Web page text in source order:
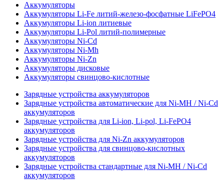
Аккумуляторы
Аккумуляторы Li-Fe литий-железо-фосфатные LiFePO4
Аккумуляторы Li-ion литиевые
Аккумуляторы Li-Pol литий-полимерные
Аккумуляторы Ni-Cd
Аккумуляторы Ni-Mh
Аккумуляторы Ni-Zn
Аккумуляторы дисковые
Аккумуляторы свинцово-кислотные
Зарядные устройства аккумуляторов
Зарядные устройства автоматические для Ni-MH / Ni-Cd
аккумуляторов
Зарядные устройства для Li-ion, Li-pol, Li-FePO4
аккумуляторов
Зарядные устройства для Ni-Zn аккумуляторов
Зарядные устройства для свинцово-кислотных
аккумуляторов
Зарядные устройства стандартные для Ni-MH / Ni-Cd
аккумуляторов